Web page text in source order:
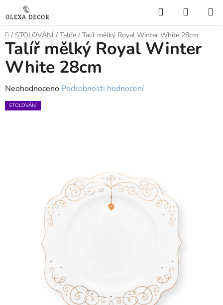
na
obsah
Hledat
KOŠÍK
Domů
/ STOLOVÁNÍ / Talíře / Talíř mělký Royal Winter White 28cm
Talíř mělký Royal Winter
White 28cm
Průměrné
hodnocení
Neohodnoceno Podrobnosti hodnocení
STOLOVÁNÍ